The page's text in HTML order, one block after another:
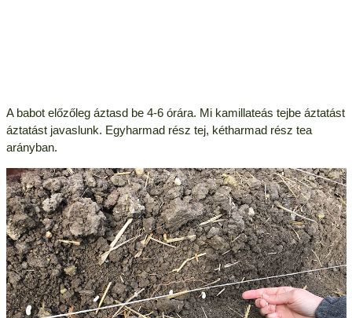
A babot előzőleg áztasd be 4-6 órára. Mi kamillateás tejbe áztatást
áztatást javaslunk. Egyharmad rész tej, kétharmad rész tea
arányban.